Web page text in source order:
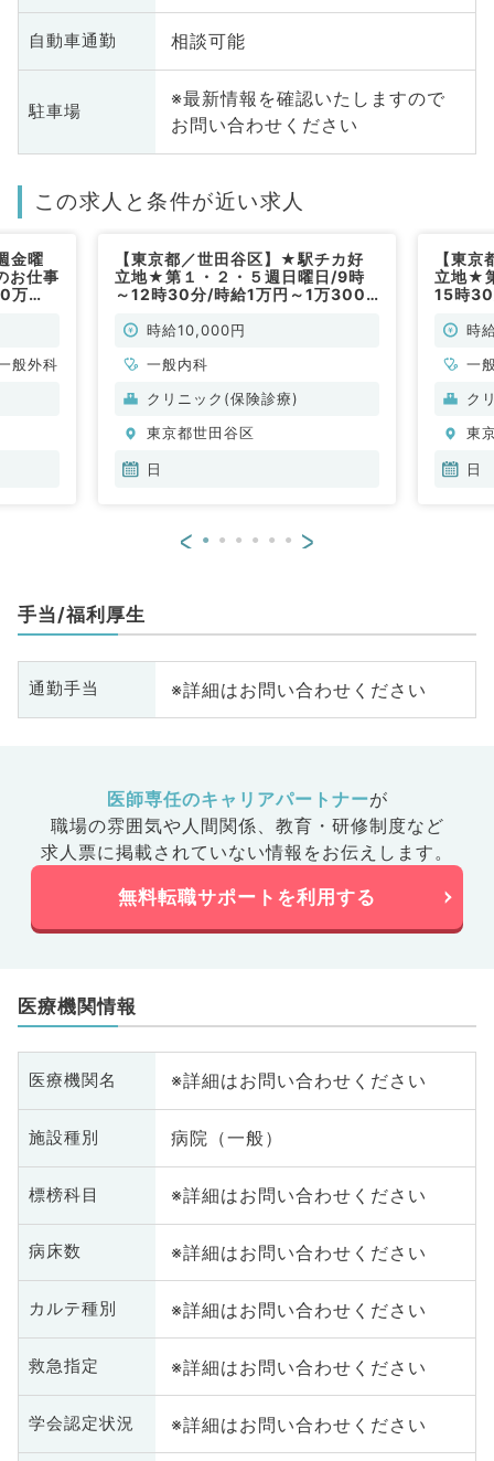
自動車通勤 相談可能
駐車場
※最新情報を確認いたしますので
お問い合わせください
この求人と条件が近い求人
金曜
お仕事
万
般外科
【東京都／世田谷区】★駅チカ好
立地★第１・２・５週日曜日/9時
～12時30分/時給1万円～1万3000
非常勤）
時給10,000円
一般内科
クリニック(保険診療)
東京都世田谷区
日
【東
立地★
15時
常勤）
時
一
ク
東
日
< >
手当/福利厚生
通勤手当 ※詳細はお問い合わせください
医師専任のキャリアパートナーが
職場の雰囲気や人間関係、 教育・研修制度など
求人票に掲載されていない情報をお伝えします。
無料転職サポートを利用する
医療機関情報
医療機関名 ※詳細はお問い合わせください
施設種別 病院（一般）
標榜科目 ※詳細はお問い合わせください
病床数 ※詳細はお問い合わせください
カルテ種別 ※詳細はお問い合わせください
救急指定 ※詳細はお問い合わせください
学会認定状況 ※詳細はお問い合わせください